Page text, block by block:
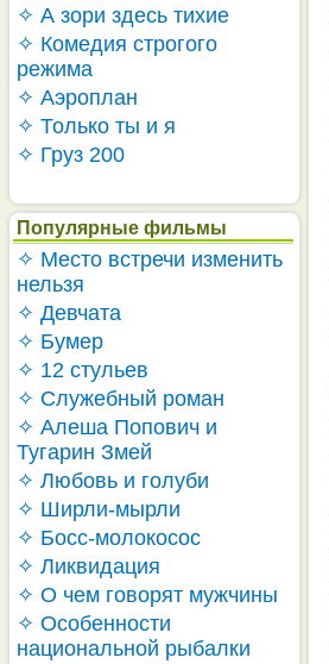
✧ А зори здесь тихие
✧ Комедия строгого
режима
✧ Аэроплан
✧ Только ты и я
✧ Груз 200
Популярные фильмы
✧ Место встречи изменить
нельзя
✧ Девчата
✧ Бумер
✧ 12 стульев
✧ Служебный роман
✧ Алеша Попович и
Тугарин Змей
✧ Любовь и голуби
✧ Ширли-мырли
✧ Босс-молокосос
✧ Ликвидация
✧ О чем говорят мужчины
✧ Особенности
национальной рыбалки